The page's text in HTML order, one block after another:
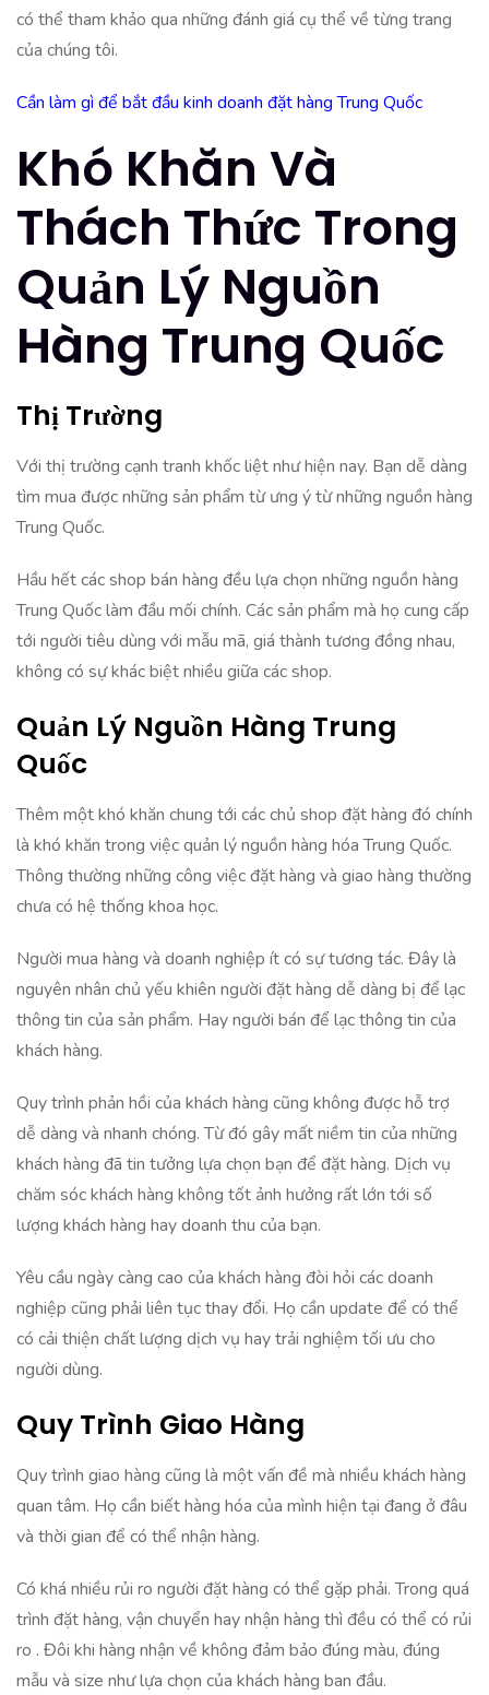
có thể tham khảo qua những đánh giá cụ thể về từng trang
của chúng tôi.
Cần làm gì để bắt đầu kinh doanh đặt hàng Trung Quốc
Khó Khăn Và
Thách Thức Trong
Quản Lý NguỒn
Hàng Trung Quốc
Thị Trường
Với thị trường cạnh tranh khốc liệt như hiện nay. Bạn dễ dàng
tìm mua được những sản phẩm từ ưng ý từ những nguồn hàng
Trung Quốc.
Hầu hết các shop bán hàng đều lựa chọn những nguồn hàng
Trung Quốc làm đầu mối chính. Các sản phẩm mà họ cung cấp
tới người tiêu dùng với mẫu mã, giá thành tương đồng nhau,
không có sự khác biệt nhiều giữa các shop.
Quản Lý Nguồn Hàng Trung
Quốc
Thêm một khó khăn chung tới các chủ shop đặt hàng đó chính
là khó khăn trong việc quản lý nguồn hàng hóa Trung Quốc.
Thông thường những công việc đặt hàng và giao hàng thường
chưa có hệ thống khoa học.
Người mua hàng và doanh nghiệp ít có sự tương tác. Đây là
nguyên nhân chủ yếu khiên người đặt hàng dễ dàng bị để lạc
thông tin của sản phẩm. Hay người bán để lạc thông tin của
khách hàng.
Quy trình phản hồi của khách hàng cũng không được hỗ trợ
dễ dàng và nhanh chóng. Từ đó gây mất niềm tin của những
khách hàng đã tin tưởng lựa chọn bạn để đặt hàng. Dịch vụ
chăm sóc khách hàng không tốt ảnh hưởng rất lớn tới số
lượng khách hàng hay doanh thu của bạn.
Yêu cầu ngày càng cao của khách hàng đòi hỏi các doanh
nghiệp cũng phải liên tục thay đổi. Họ cần update để có thể
có cải thiện chất lượng dịch vụ hay trải nghiệm tối ưu cho
người dùng.
Quy Trình Giao Hàng
Quy trình giao hàng cũng là một vấn đề mà nhiều khách hàng
quan tâm. Họ cần biết hàng hóa của mình hiện tại đang ở đâu
và thời gian để có thể nhận hàng.
Có khá nhiều rủi ro người đặt hàng có thể gặp phải. Trong quá
trình đặt hàng, vận chuyển hay nhận hàng thì đều có thể có rủi
ro . Đôi khi hàng nhận về không đảm bảo đúng màu, đúng
mẫu và size như lựa chọn của khách hàng ban đầu.